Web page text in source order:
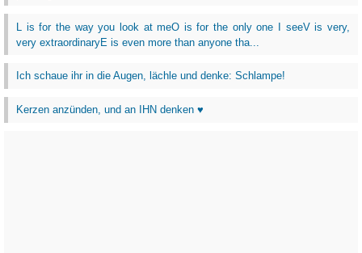
L is for the way you look at meO is for the only one I seeV is very,
very extraordinaryE is even more than anyone tha...
Ich schaue ihr in die Augen, lächle und denke: Schlampe!
Kerzen anzünden, und an IHN denken ♥